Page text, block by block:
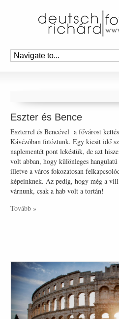
Eszter és Bence
Eszterrel és Bencével a fővárost
Kávézóban fotóztunk. Egy kicsit idő
naplementét pont lekéstük, de azt
volt abban, hogy különleges
illetve a város fokozatosan
képeinknek. Az pedig, hogy még a
várnunk, csak a hab volt a tortán!
Tovább »